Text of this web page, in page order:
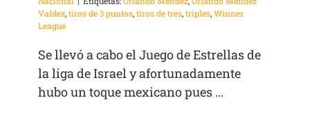
Valdez,tiros de 3 puntos,tiros de tres,triples,Winner
League
Se llevó a cabo el Juego de Estrellas de
la liga de Israel y afortunadamente
hubo un toque mexicano pues ...